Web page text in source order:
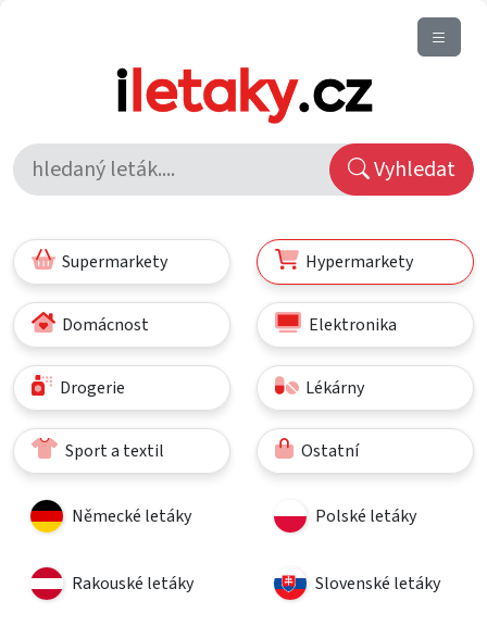
Vyhledat
Supermarkety Hypermarkety
Domácnost Elektronika
Drogerie Lékárny
Sport a textil Ostatní
Německé letáky Polské letáky
Rakouské letáky Slovenské letáky